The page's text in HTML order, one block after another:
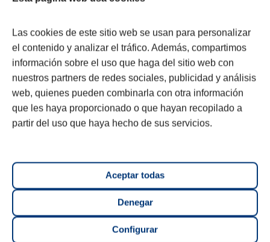
Las cookies de este sitio web se usan para personalizar
el contenido y analizar el tráfico. Además, compartimos
información sobre el uso que haga del sitio web con
nuestros partners de redes sociales, publicidad y análisis
web, quienes pueden combinarla con otra información
que les haya proporcionado o que hayan recopilado a
partir del uso que haya hecho de sus servicios.
Aceptar todas
Denegar
Configurar